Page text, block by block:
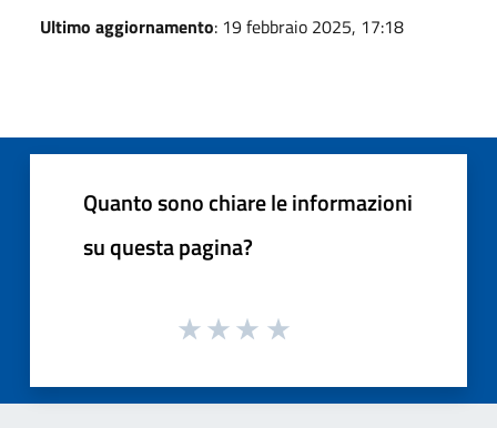
Ultimo aggiornamento: 19 febbraio 2025, 17:18
Quanto sono chiare le informazioni
su questa pagina?